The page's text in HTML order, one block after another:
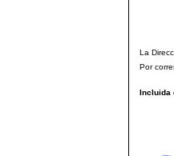
La
Por
Incluida